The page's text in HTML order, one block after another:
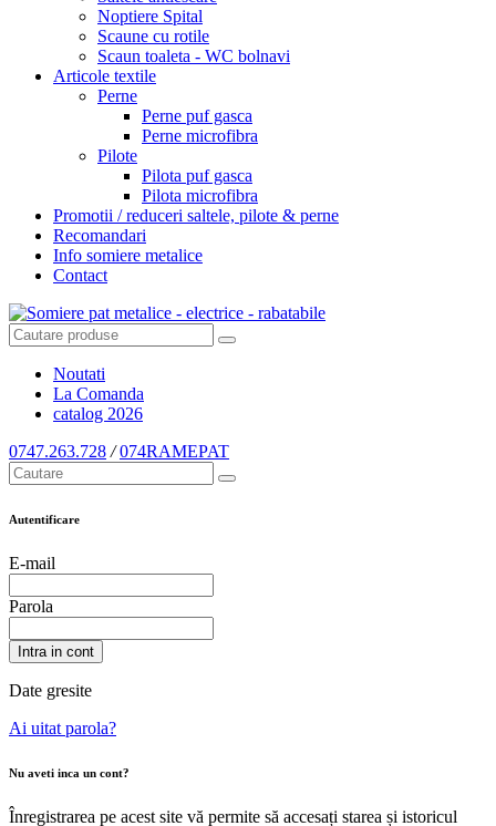
Noptiere Spital
Scaune cu rotile
Scaun toaleta - WC bolnavi
Articole textile
Perne
Perne puf gasca
Perne microfibra
Pilote
Pilota puf gasca
Pilota microfibra
Promotii / reduceri saltele, pilote & perne
Recomandari
Info somiere metalice
Contact
Noutati
La Comanda
catalog 2026
0747.263.728 / 074RAMEPAT
Autentificare
E-mail
Parola
Intra in cont
Date gresite
Ai uitat parola?
Nu aveti inca un cont?
Înregistrarea pe acest site vă permite să accesați starea și istoricul